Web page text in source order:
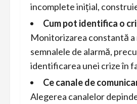
incomplete inițial,
Cum pot identifica o
Monitorizarea constantă
semnalele de alarmă,
identificarea unei crize în
Ce canale de
Alegerea canalelor